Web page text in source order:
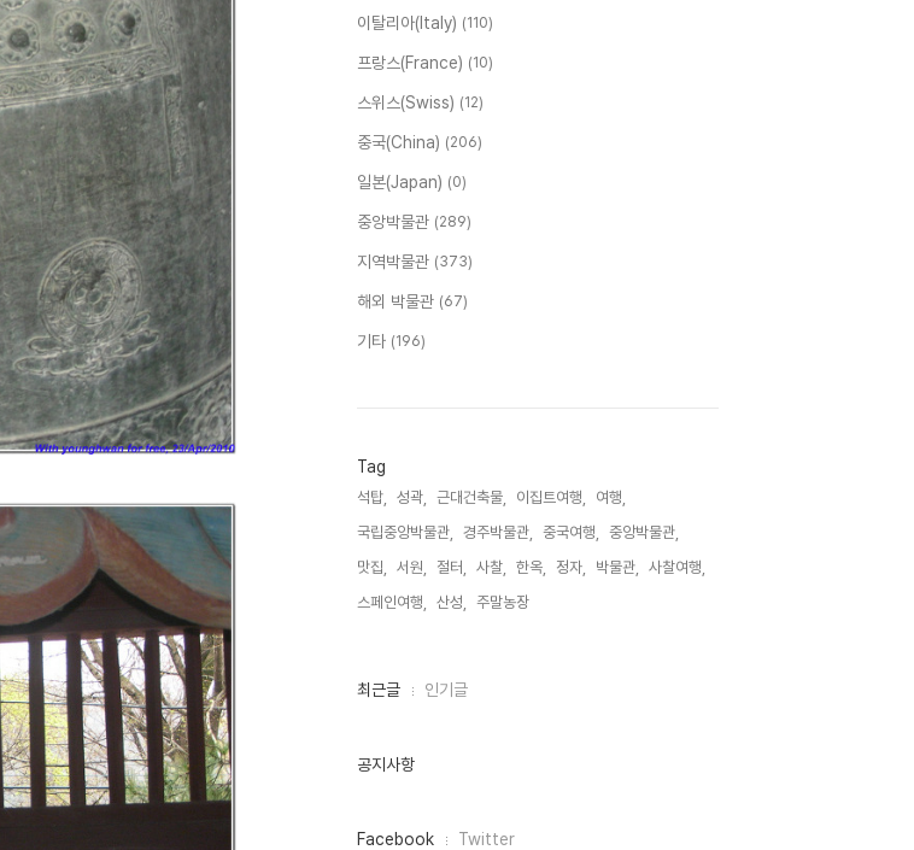
이탈리아(Italy) (110)
프랑스(France) (10)
스위스(Swiss) (12)
중국(China) (206)
일본(Japan) (0)
중앙박물관 (289)
지역박물관 (373)
해외 박물관 (67)
기타 (196)
Tag
석탑, 성곽, 근대건축물, 이집트여행,
여행,
국립중앙박물관,
경주박물관, 중국여행,
중앙박물관,
맛집,
서원, 절터, 사찰, 한옥, 정자, 박물관,
사찰여행,
스페인여행,
산성, 주말농장,
최
인
최근글 인기글
공지사항
페
Facebook Twitter